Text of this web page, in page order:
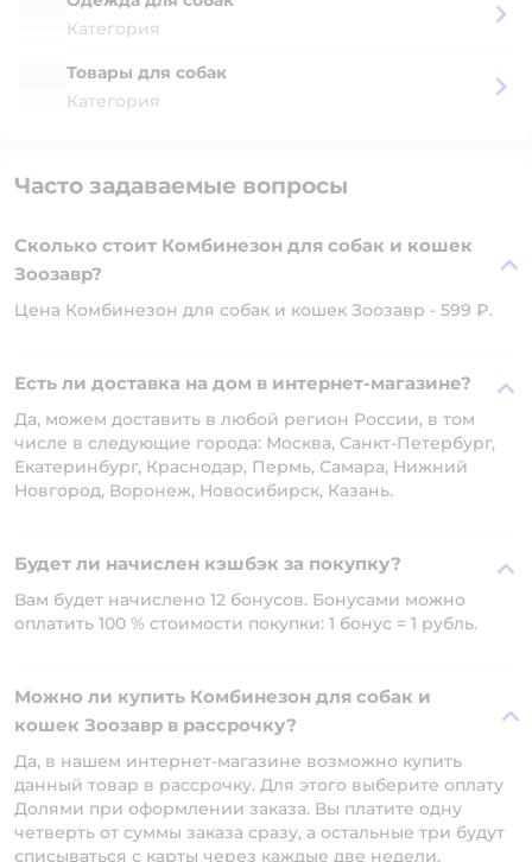
Категория
Товары для собак
Категория
Часто задаваемые вопросы
Сколько стоит Комбинезон для собак и кошек
Зоозавр?
Цена Комбинезон для собак и кошек Зоозавр - 599 ₽.
Есть ли доставка на дом в интернет-магазине?
Да, можем доставить в любой регион России, в том
числе в следующие города: Москва, Санкт-Петербург,
Екатеринбург, Краснодар, Пермь, Самара, Нижний
Новгород, Воронеж, Новосибирск, Казань.
Будет ли начислен кэшбэк за покупку?
Вам будет начислено 12 бонусов. Бонусами можно
оплатить 100 % стоимости покупки: 1 бонус = 1 рубль.
Можно ли купить Комбинезон для собак и
кошек Зоозавр в рассрочку?
Да, в нашем интернет-магазине возможно купить
данный товар в рассрочку. Для этого выберите оплату
Долями при оформлении заказа. Вы платите одну
четверть от суммы заказа сразу, а остальные три будут
списываться с карты через каждые две недели.